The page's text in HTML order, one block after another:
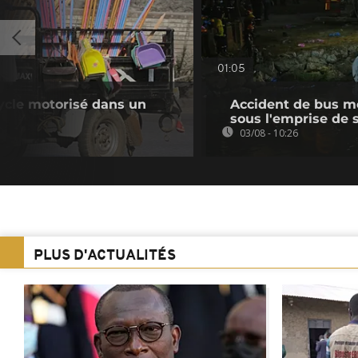
motorisé dans un
01:05
Accident de bus
sous l'emprise de
03/08 - 10:26
PLUS D'ACTUALITÉS